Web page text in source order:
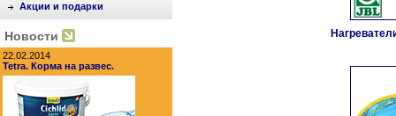
Акции и подарки
Новости
22.02.2014
Tetra. Корма на развес.